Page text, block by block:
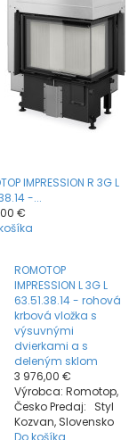
IMPRESSION R 3G L
-...
€
ROMOTOP
IMPRESSION L 3G L
63.51.38.14 - rohová
krbová vložka s
výsuvnými
dvierkami a s
deleným sklom
3 976,00 €
Výrobca: Romotop,
Česko Predaj: Styl
Kozvan, Slovensko
Do košíka